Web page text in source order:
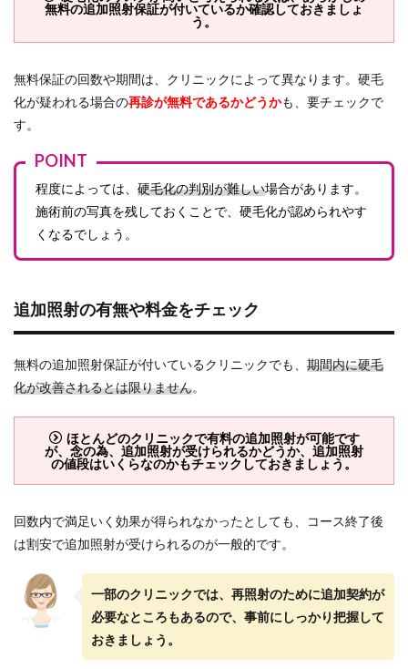
無料の追加照射保証が付いているか確認しておきましょ
う。
無料保証の回数や期間は、クリニックによって異なります。硬毛
化が疑われる場合の再診が無料であるかどうかも、要チェックで
す。
POINT
程度によっては、 硬毛化の判別が難しい場合があります。
施術前の写真を残しておくことで、硬毛化が認められやす
くなるでしょう。
追加照射の有無や料金をチェック
無料の追加照射保証が付いているクリニックでも、 期間内に硬毛
化が改善されるとは限りません。
ほとんどのクリニックで有料の追加照射が可能です
が、念の為、追加照射が受けられるかどうか、追加照射
の値段はいくらなのかもチェックしておきましょう。
回数内で満足いく効果が得られなかったとしても、コース終了後
は割安で追加照射が受けられるのが一般的です。
一部のクリニックでは、再照射のために追加契約が
必要なところもあるので、事前にしっかり把握して
おきましょう。